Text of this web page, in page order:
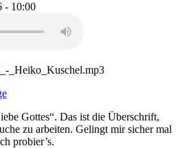
- 10:00
_Heiko_Kuschel.mp3
Gottes“. Das ist die Überschrift,
zu arbeiten. Gelingt mir sicher mal
probier’s.